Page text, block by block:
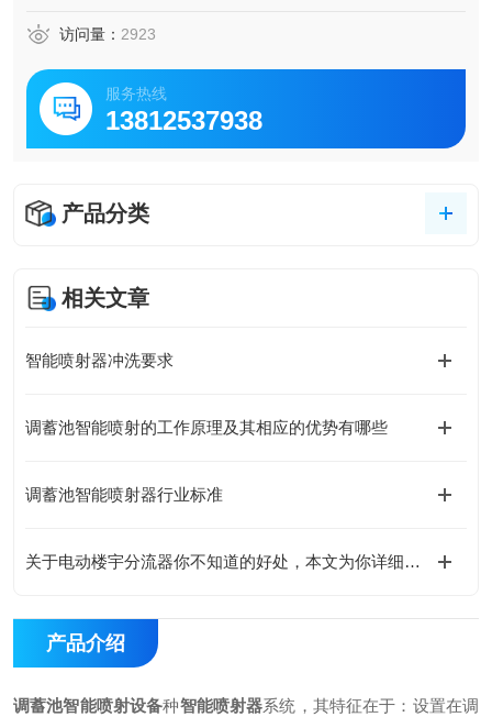
访问量： 2923
服务热线
13812537938
产品分类
相关文章
智能喷射器冲洗要求
调蓄池智能喷射的工作原理及其相应的优势有哪些
调蓄池智能喷射器行业标准
关于电动楼宇分流器你不知道的好处，本文为你详细介绍
产品介绍
调蓄池智能喷射设备种智能喷射器系统，其特征在于：设置在调